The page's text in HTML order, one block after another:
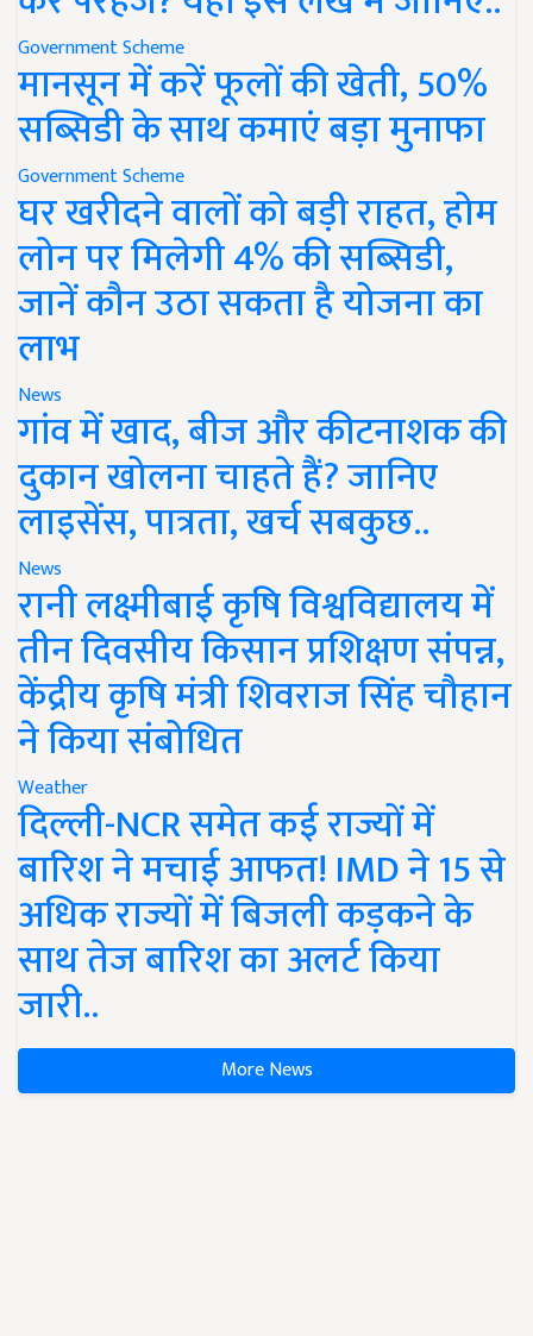
Government Scheme
मानसून में करें फूलों की खेती, 50%
सब्सिडी के साथ कमाएं बड़ा मुनाफा
Government Scheme
घर खरीदने वालों को बड़ी राहत, होम
लोन पर मिलेगी 4% की सब्सिडी,
जानें कौन उठा सकता है योजना का
लाभ
News
गांव में खाद, बीज और कीटनाशक की
दुकान खोलना चाहते हैं? जानिए
लाइसेंस, पात्रता, खर्च सबकुछ..
News
रानी लक्ष्मीबाई कृषि विश्वविद्यालय में
तीन दिवसीय किसान प्रशिक्षण संपन्न,
केंद्रीय कृषि मंत्री शिवराज सिंह चौहान
ने किया संबोधित
Weather
दिल्ली-NCR समेत कई राज्यों में
बारिश ने मचाई आफत! IMD ने 15 से
अधिक राज्यों में बिजली कड़कने के
साथ तेज बारिश का अलर्ट किया
जारी..
More News